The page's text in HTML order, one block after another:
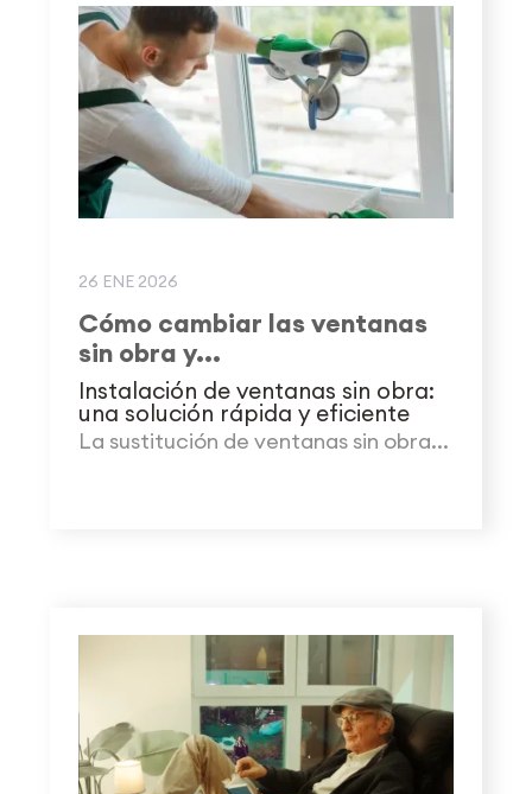
26 ENE 2026
Cómo cambiar las ventanas
sin obra y...
Instalación de ventanas sin obra:
una solución rápida y eficiente
La sustitución de ventanas sin obra...